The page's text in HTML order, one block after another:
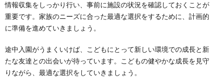
情報収集をしっかり行い、事前に施設の状況を確認しておくことが
重要です。家族のニーズに合った最適な選択をするために、計画的
に準備を進めていきましょう。
途中入園がうまくいけば、こどもにとって新しい環境での成長と新
たな友達との出会いが待っています。こどもの健やかな成長を見守
りながら、最適な選択をしていきましょう。